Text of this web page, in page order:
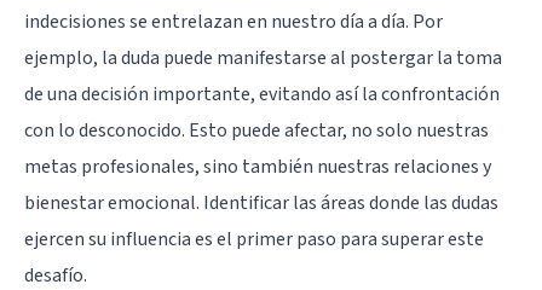
indecisiones se entrelazan en nuestro día a día. Por
ejemplo, la duda puede manifestarse al postergar la toma
de una decisión importante, evitando así la confrontación
con lo desconocido. Esto puede afectar, no solo nuestras
metas profesionales, sino también nuestras relaciones y
bienestar emocional. Identificar las áreas donde las dudas
ejercen su influencia es el primer paso para superar este
desafío.